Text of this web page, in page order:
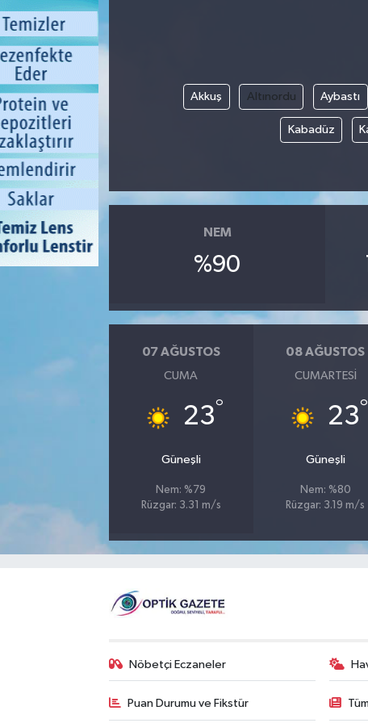
Akkuş Altınordu Aybastı
Kabadüz
NEM
%90
07 AĞUSTOS
CUMA
23°
Güneşli
Nem: %79
Rüzgar: 3.31 m/s
08 AĞUSTOS
CUMARTESI
23°
Güneşli
Nem: %80
Rüzgar: 3.19 m/s
Nöbetçi Eczaneler
Puan Durumu ve Fikstür